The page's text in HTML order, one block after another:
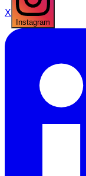
X
Instagram